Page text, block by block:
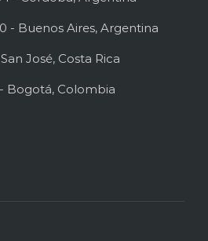
- Buenos Aires, Argentina
José, Costa Rica
Bogotá, Colombia